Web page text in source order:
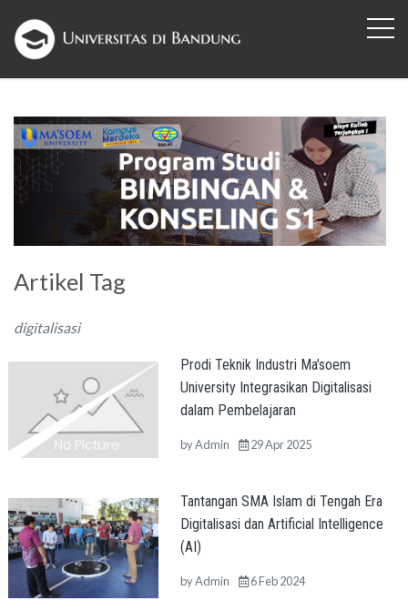
Artikel Tag
digitalisasi
Prodi Teknik Industri Ma’soem
University Integrasikan Digitalisasi
dalam Pembelajaran
byAdmin 29 Apr 2025
Tantangan SMA Islam di Tengah Era
Digitalisasi dan Artificial Intelligence
(AI)
byAdmin 6 Feb 2024